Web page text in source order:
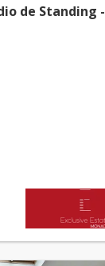
de Standing -